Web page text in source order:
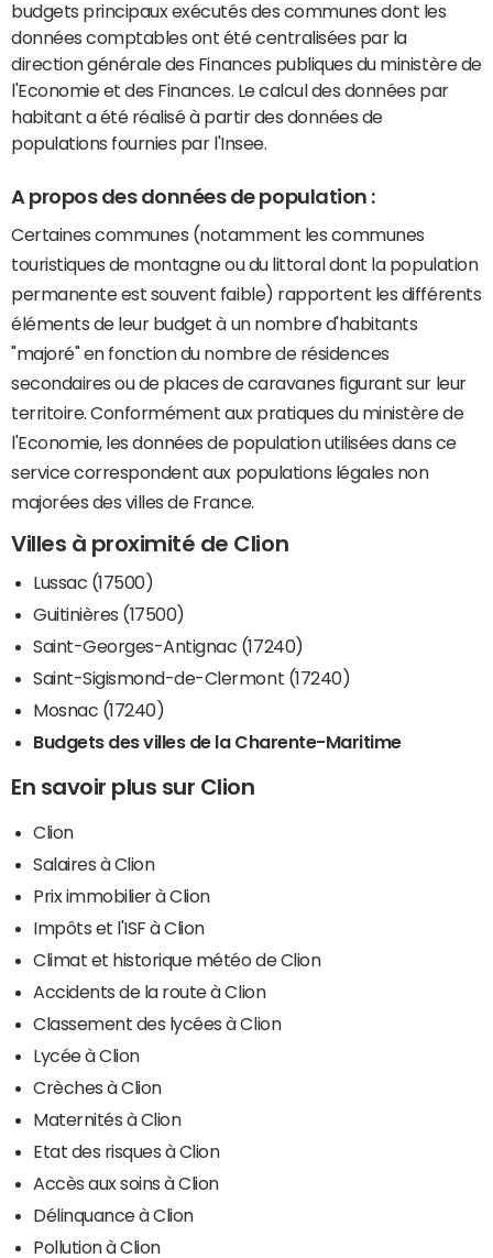
budgets principaux exécutés des communes dont les
données comptables ont été centralisées par la
direction générale des Finances publiques du ministère de
l'Economie et des Finances. Le calcul des données par
habitant a été réalisé à partir des données de
populations fournies par l'Insee.
A propos des données de population :
Certaines communes (notamment les communes
touristiques de montagne ou du littoral dont la population
permanente est souvent faible) rapportent les différents
éléments de leur budget à un nombre d'habitants
"majoré" en fonction du nombre de résidences
secondaires ou de places de caravanes figurant sur leur
territoire. Conformément aux pratiques du ministère de
l'Economie, les données de population utilisées dans ce
service correspondent aux populations légales non
majorées des villes de France.
Villes à proximité de Clion
Lussac (17500)
Guitinières (17500)
Saint-Georges-Antignac (17240)
Saint-Sigismond-de-Clermont (17240)
Mosnac (17240)
Budgets des villes de la Charente-Maritime
En savoir plus sur Clion
Clion
Salaires à Clion
Prix immobilier à Clion
Impôts et l'ISF à Clion
Climat et historique météo de Clion
Accidents de la route à Clion
Classement des lycées à Clion
Lycée à Clion
Crèches à Clion
Maternités à Clion
Etat des risques à Clion
Accès aux soins à Clion
Délinquance à Clion
Pollution à Clion